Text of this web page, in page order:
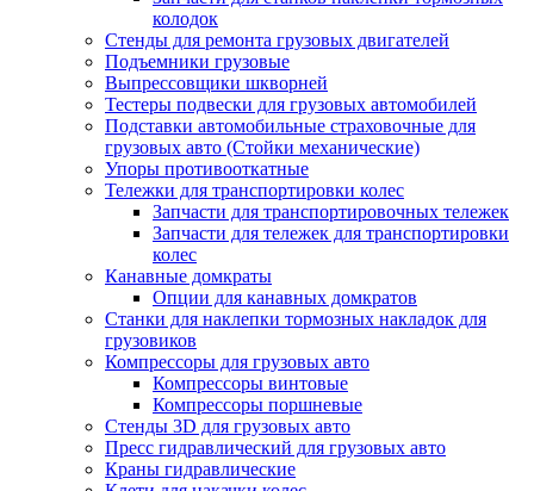
колодок
Стенды для ремонта грузовых двигателей
Подъемники грузовые
Выпрессовщики шкворней
Тестеры подвески для грузовых автомобилей
Подставки автомобильные страховочные для
грузовых авто (Стойки механические)
Упоры противооткатные
Тележки для транспортировки колес
Запчасти для транспортировочных тележек
Запчасти для тележек для транспортировки
колес
Канавные домкраты
Опции для канавных домкратов
Станки для наклепки тормозных накладок для
грузовиков
Компрессоры для грузовых авто
Компрессоры винтовые
Компрессоры поршневые
Стенды 3D для грузовых авто
Пресс гидравлический для грузовых авто
Краны гидравлические